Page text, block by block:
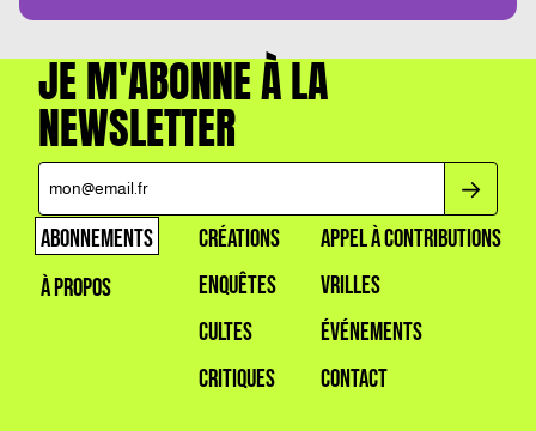
JE M'ABONNE À LA
NEWSLETTER
ABONNEMENTS
À PROPOS
CRÉATIONS
ENQUÊTES
CULTES
CRITIQUES
APPEL À CONTRIBUTIONS
VRILLES
ÉVÉNEMENTS
CONTACT